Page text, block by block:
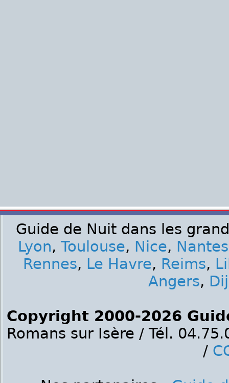
Guide de Nuit dans les
Lyon, Toulouse, Nice, Nantes
Rennes, Le Havre, Reims,
Angers,
Copyright 2000-2026
Romans sur Isère / Tél.
/